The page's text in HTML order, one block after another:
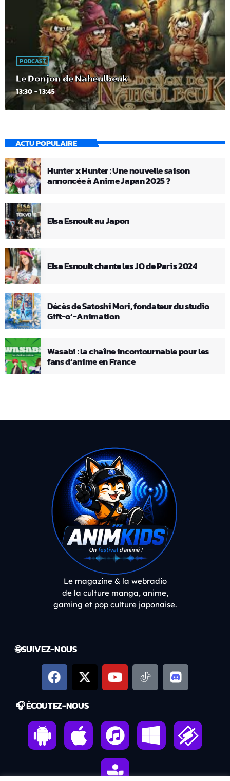
PODCAST
Le Donjon de Naheulbeuk
13:30 - 13:45
ACTU POPULAIRE
Hunter x Hunter : Une nouvelle saison
annoncée à Anime Japan 2025 ?
Elsa Esnoult au Japon
Elsa Esnoult chante les JO de Paris 2024
Décès de Satoshi Mori, fondateur du studio
Gift-o’-Animation
Wasabi : la chaîne incontournable pour les
fans d’anime en France
Le magazine & la webradio
de la culture manga, anime,
gaming et pop culture japonaise.
🌐 SUIVEZ-NOUS
🎧 ÉCOUTEZ-NOUS